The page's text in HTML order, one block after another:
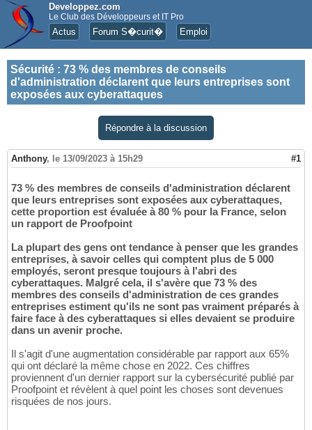
Developpez.com
Le Club des Développeurs et IT Pro
Actus Forum S�curit� Emploi
Sécurité : 73 % des membres de conseils
d'administration déclarent que leurs entreprises sont
exposées aux cyberattaques
Répondre à la discussion
Anthony, le 13/09/2023 à 15h29 #1
73 % des membres de conseils d'administration déclarent
que leurs entreprises sont exposées aux cyberattaques,
cette proportion est évaluée à 80 % pour la France, selon
un rapport de Proofpoint
La plupart des gens ont tendance à penser que les grandes
entreprises, à savoir celles qui comptent plus de 5 000
employés, seront presque toujours à l'abri des
cyberattaques. Malgré cela, il s'avère que 73 % des
membres des conseils d'administration de ces grandes
entreprises estiment qu'ils ne sont pas vraiment préparés à
faire face à des cyberattaques si elles devaient se produire
dans un avenir proche.
Il s'agit d'une augmentation considérable par rapport aux 65%
qui ont déclaré la même chose en 2022. Ces chiffres
proviennent d'un dernier rapport sur la cybersécurité publié par
Proofpoint et révèlent à quel point les choses sont devenues
risquées de nos jours.